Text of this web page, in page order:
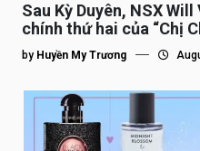
Sau Kỳ Duyên, NSX
chính thứ hai của “Chị
by Huyền My Trương